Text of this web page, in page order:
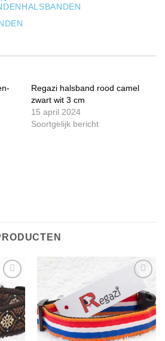
Regazi halsband rood camel
zwart wit 3 cm
15 april 2024
Soortgelijk bericht
Toevoegen
aan
verlanglijst